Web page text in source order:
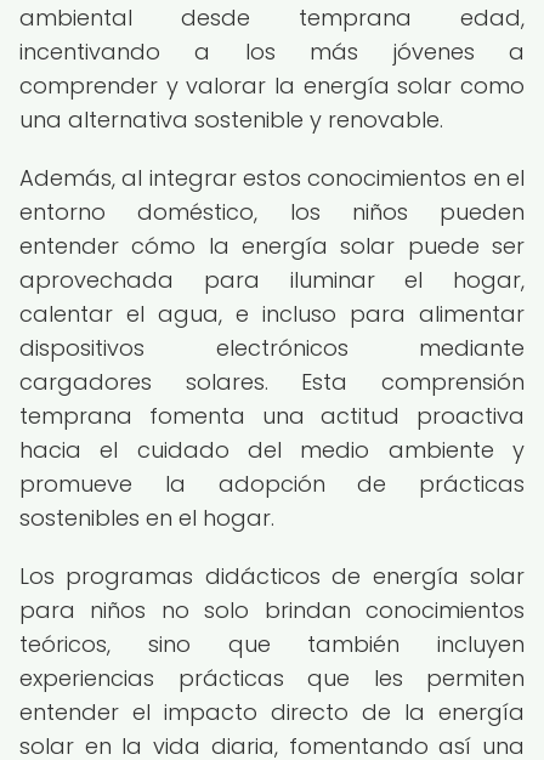
ambiental desde temprana edad,
incentivando a los más jóvenes a
comprender y valorar la energía solar como
una alternativa sostenible y renovable.
Además, al integrar estos conocimientos en el
entorno doméstico, los niños pueden
entender cómo la energía solar puede ser
aprovechada para iluminar el hogar,
calentar el agua, e incluso para alimentar
dispositivos electrónicos mediante
cargadores solares. Esta comprensión
temprana fomenta una actitud proactiva
hacia el cuidado del medio ambiente y
promueve la adopción de prácticas
sostenibles en el hogar.
Los programas didácticos de energía solar
para niños no solo brindan conocimientos
teóricos, sino que también incluyen
experiencias prácticas que les permiten
entender el impacto directo de la energía
solar en la vida diaria, fomentando así una